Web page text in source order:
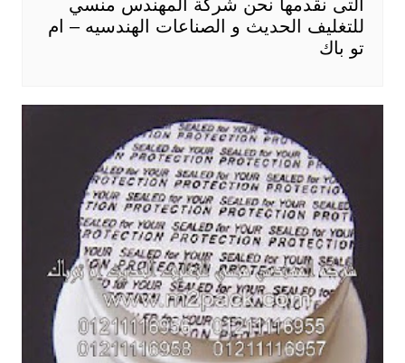
التى نقدمها نحن شركة المهندس منسي
للتغليف الحديث و الصناعات الهندسيه – ام
تو باك